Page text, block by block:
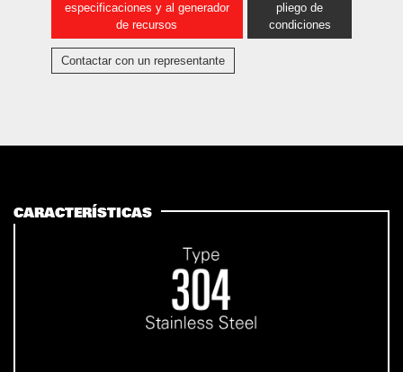
especificaciones y al generador
de recursos
pliego de
condiciones
Contactar con un representante
CARACTERÍSTICAS